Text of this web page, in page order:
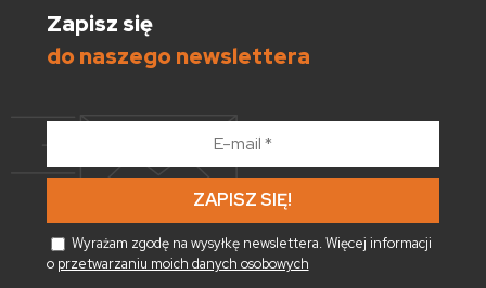
Zapisz się
do naszego newslettera
*
Wyrażam zgodę na wysyłkę newslettera. Więcej informacji
o przetwarzaniu moich danych osobowych